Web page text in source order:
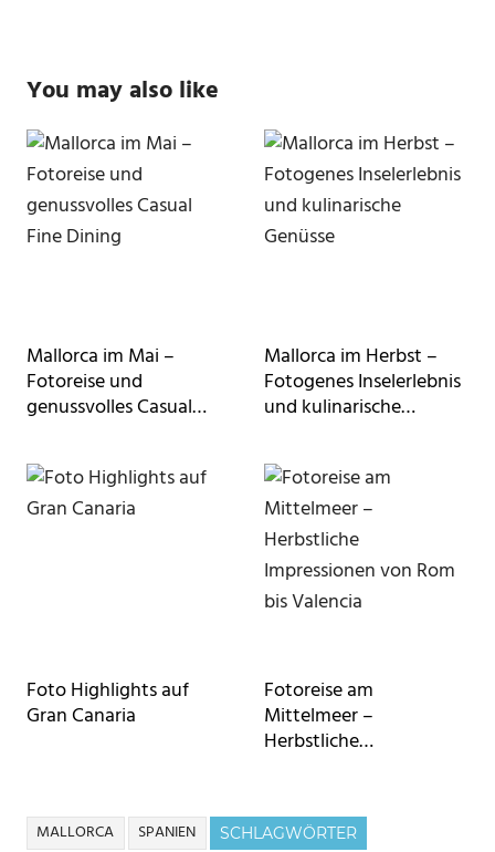
You may also like
Mallorca im Mai –
Fotoreise und
genussvolles Casual
Mallorca im Herbst –
Fotogenes Inselerlebnis
und kulinarische
Foto Highlights auf
Gran Canaria
Fotoreise am
Mittelmeer –
Herbstliche
SCHLAGWÖRTER
MALLORCA SPANIEN